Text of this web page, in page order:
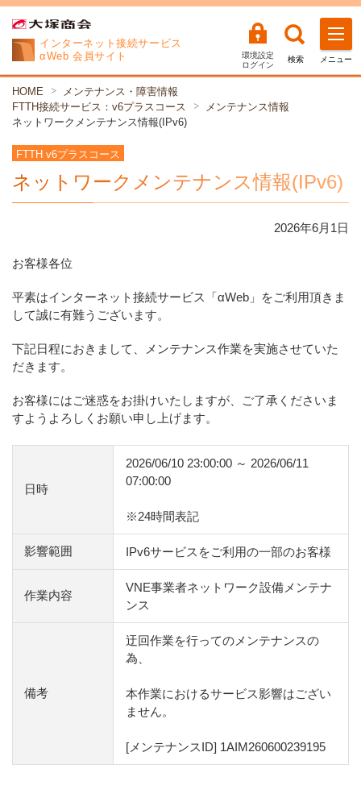
インターネット接続サービス
αWeb 会員サイト
環境設定
ログイン
検索 メニュー
HOME
メンテナンス・障害情報
FTTH接続サービス：v6プラスコース
メンテナンス情報
ネットワークメンテナンス情報(IPv6)
FTTH v6プラスコース
ネットワークメンテナンス情報(IPv6)
2026年6月 1日
お客様各位
平素はインターネット接続サービス「αWeb」をご利用頂きま
して誠に有難うございます。
下記日程におきまして、メンテナンス作業を実施させていた
だきます。
お客様にはご迷惑をお掛けいたしますが、ご了承くださいま
すようよろしくお願い申し上げます。
日時
2026/06/10 23:00:00 ～ 2026/06/11
07:00:00
※24時間表記
影響範囲 IPv6サービスをご利用の一部のお客様
作業内容
VNE事業者ネットワーク設備メンテナ
ンス
備考
迂回作業を行ってのメンテナンスの
為、
本作業におけるサービス影響はござい
ません。
[メンテナンスID] 1AIM260600239195